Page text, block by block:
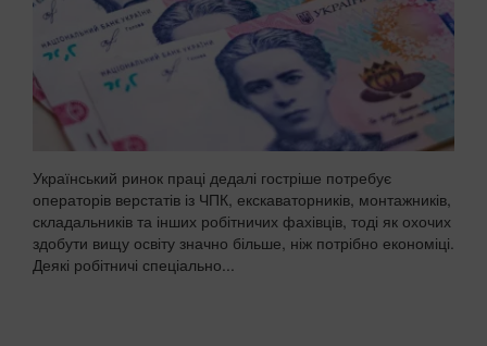
Український ринок праці дедалі гостріше потребує
операторів верстатів із ЧПК, екскаваторників, монтажників,
складальників та інших робітничих фахівців, тоді як охочих
здобути вищу освіту значно більше, ніж потрібно економіці.
Деякі робітничі спеціально...